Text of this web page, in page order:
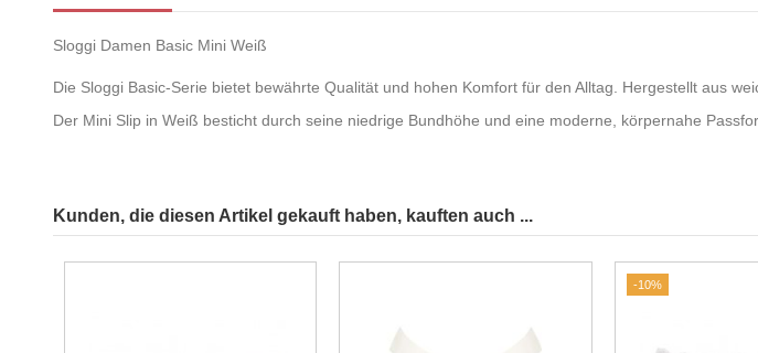
Sloggi Damen Basic Mini Weiß
Die Sloggi Basic-Serie bietet bewährte Qualität und hohen Komfort für den Alltag. Hergestellt aus
Der Mini Slip in Weiß besticht durch seine niedrige Bundhöhe und eine moderne, körpernahe
Kunden, die diesen Artikel gekauft haben, kauften auch ...
-10%